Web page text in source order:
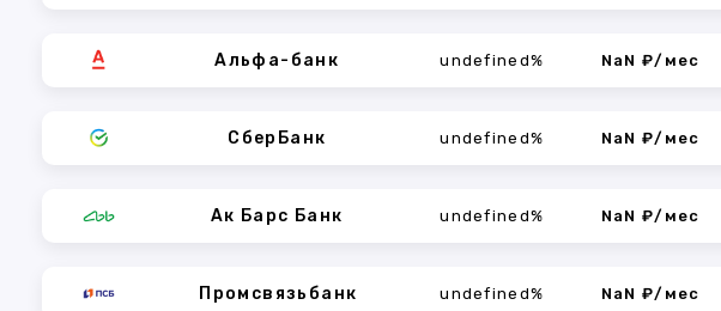
Альфа-банк undefined% NaN ₽/мес
СберБанк undefined% NaN ₽/мес
Ак Барс Банк undefined% NaN ₽/мес
Промсвязьбанк undefined% NaN ₽/мес